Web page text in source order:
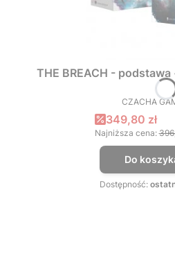
THE BREACH -
CZACHA
Cena
349,80 zł
Najniższa cena:
Do
Dostępność: